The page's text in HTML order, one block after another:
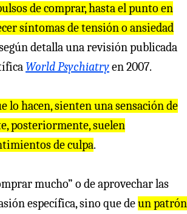
de comprar, hasta el punto en
síntomas de tensión o ansiedad
detalla una revisión publicada
World Psychiatryen 2007.
lo hacen, sienten una sensación de
posteriormente, suelen
de culpa.
mucho” o de aprovechar las
específica, sino que deun patrón